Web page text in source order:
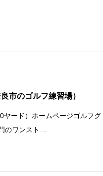
市のゴルフ練習場）
ヤード）ホームページゴルフグ
のワンスト…